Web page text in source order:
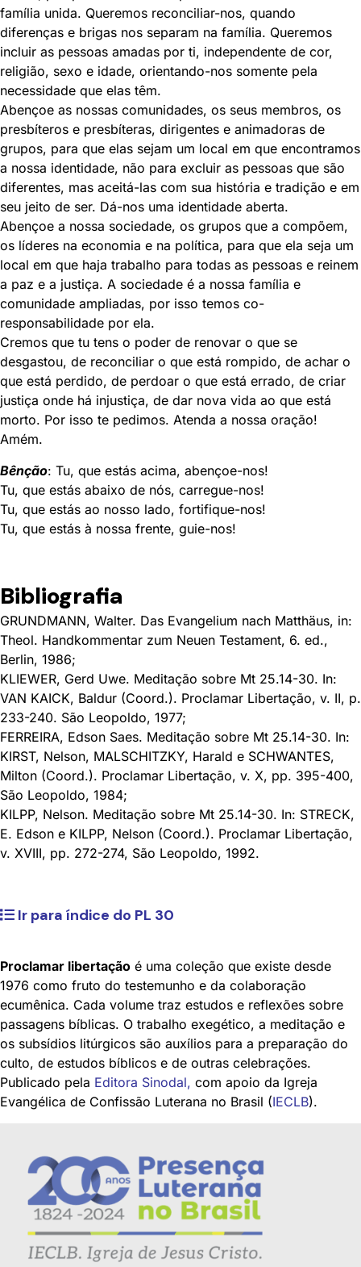
família unida. Queremos reconciliar-nos, quando
diferenças e brigas nos separam na família. Queremos
incluir as pessoas amadas por ti, independente de cor,
religião, sexo e idade, orientando-nos somente pela
necessidade que elas têm.
Abençoe as nossas comunidades, os seus membros, os
presbíteros e presbíteras, dirigentes e animadoras de
grupos, para que elas sejam um local em que encontramos
a nossa identidade, não para excluir as pessoas que são
diferentes, mas aceitá-las com sua história e tradição e em
seu jeito de ser. Dá-nos uma identidade aberta.
Abençoe a nossa sociedade, os grupos que a compõem,
os líderes na economia e na política, para que ela seja um
local em que haja trabalho para todas as pessoas e reinem
a paz e a justiça. A sociedade é a nossa família e
comunidade ampliadas, por isso temos co-
responsabilidade por ela.
Cremos que tu tens o poder de renovar o que se
desgastou, de reconciliar o que está rompido, de achar o
que está perdido, de perdoar o que está errado, de criar
justiça onde há injustiça, de dar nova vida ao que está
morto. Por isso te pedimos. Atenda a nossa oração!
Amém.
Bênção: Tu, que estás acima, abençoe-nos!
Tu, que estás abaixo de nós, carregue-nos!
Tu, que estás ao nosso lado, fortifique-nos!
Tu, que estás à nossa frente, guie-nos!
Bibliografia
GRUNDMANN, Walter. Das Evangelium nach Matthäus, in:
Theol. Handkommentar zum Neuen Testament, 6. ed.,
Berlin, 1986;
KLIEWER, Gerd Uwe. Meditação sobre Mt 25.14-30. In:
VAN KAICK, Baldur (Coord.). Proclamar Libertação, v. II, p.
233-240. São Leopoldo, 1977;
FERREIRA, Edson Saes. Meditação sobre Mt 25.14-30. In:
KIRST, Nelson, MALSCHITZKY, Harald e SCHWANTES,
Milton (Coord.). Proclamar Libertação, v. X, pp. 395-400,
São Leopoldo, 1984;
KILPP, Nelson. Meditação sobre Mt 25.14-30. In: STRECK,
E. Edson e KILPP, Nelson (Coord.). Proclamar Libertação,
v. XVIII, pp. 272-274, São Leopoldo, 1992.
Ir para índice do PL 30
Proclamar libertação é uma coleção que existe desde
1976 como fruto do testemunho e da colaboração
ecumênica. Cada volume traz estudos e reflexões sobre
passagens bíblicas. O trabalho exegético, a meditação e
os subsídios litúrgicos são auxílios para a preparação do
culto, de estudos bíblicos e de outras celebrações.
Publicado pela Editora Sinodal, com apoio da Igreja
Evangélica de Confissão Luterana no Brasil (IECLB).